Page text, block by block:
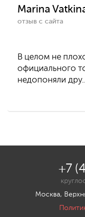
Marina
отзыв с сайта
В целом не
официального
недопоняли
+7
Москва,